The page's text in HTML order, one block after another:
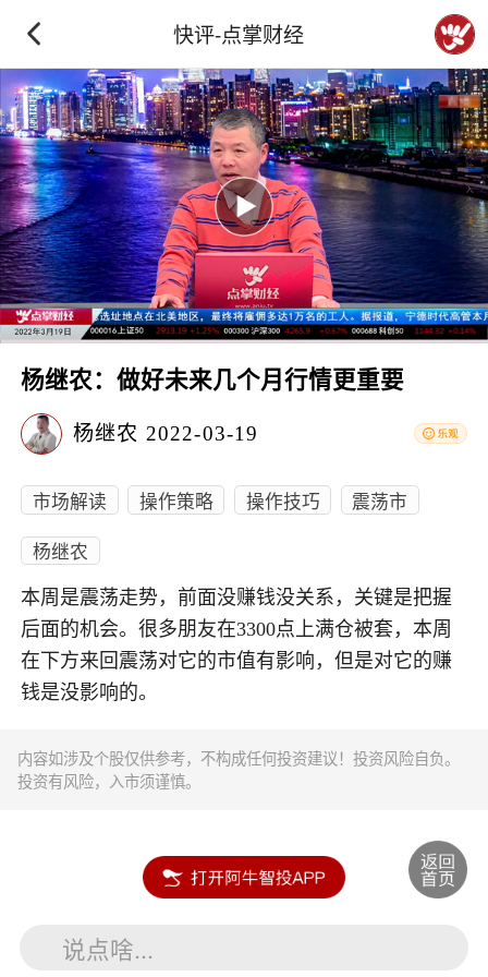
快评-点掌财经
杨继农：做好未来几个月行情更重要
杨继农 2022-03-19
市场解读 操作策略 操作技巧
震荡市
杨继农
本周是震荡走势，前面没赚钱没关系，关键是把握
后面的机会。很多朋友在3300点上满仓被套，本周
在下方来回震荡对它的市值有影响，但是对它的赚
钱是没影响的。
内容如涉及个股仅供参考，不构成任何投资建议！投资风险自负。
投资有风险，入市须谨慎。
说点啥...